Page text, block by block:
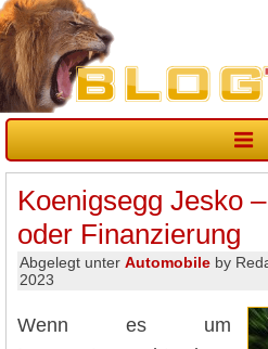
Koenigsegg Jesko
oder Finanzierung
Abgelegt unter Automobile by
2023
Wenn es um